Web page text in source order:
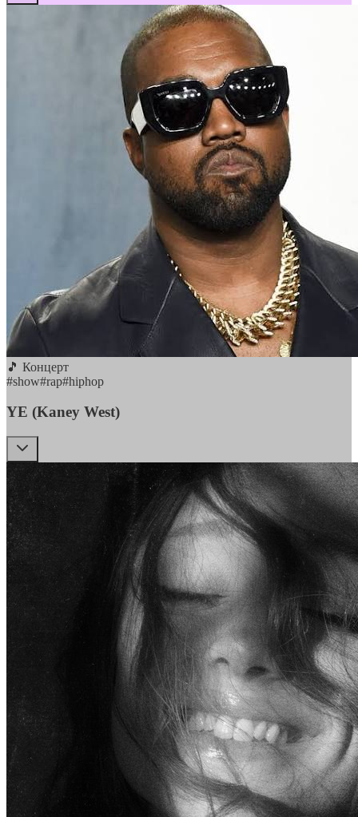
🎵 Концерт
#show#rap#hiphop
YE (Kaney West)